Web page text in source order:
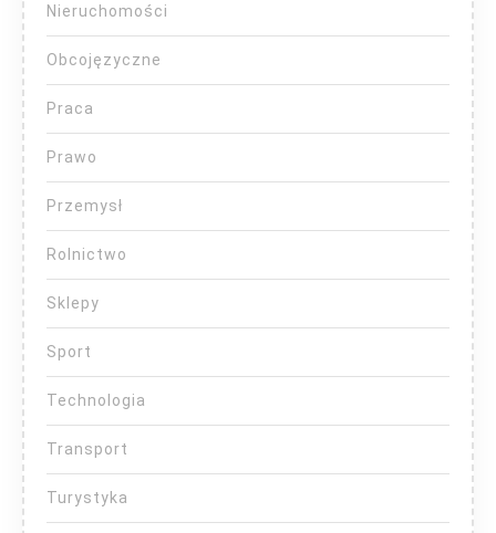
Nieruchomości
Obcojęzyczne
Praca
Prawo
Przemysł
Rolnictwo
Sklepy
Sport
Technologia
Transport
Turystyka